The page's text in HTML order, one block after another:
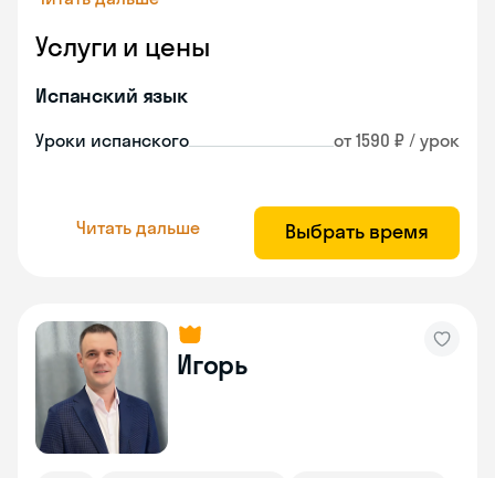
Услуги и цены
Испанский язык
Уроки испанского от 1590 ₽ / урок
Читать дальше Выбрать время
Игорь